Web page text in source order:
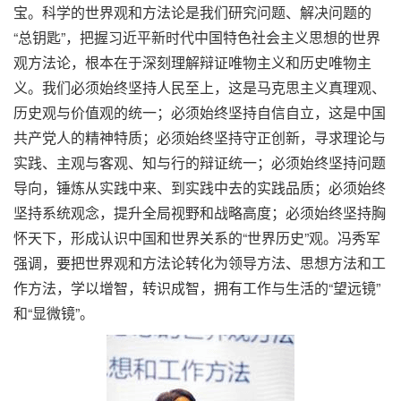
宝。科学的世界观和方法论是我们研究问题、解决问题的
“总钥匙”，把握习近平新时代中国特色社会主义思想的世界
观方法论，根本在于深刻理解辩证唯物主义和历史唯物主
义。我们必须始终坚持人民至上，这是马克思主义真理观、
历史观与价值观的统一；必须始终坚持自信自立，这是中国
共产党人的精神特质；必须始终坚持守正创新，寻求理论与
实践、主观与客观、知与行的辩证统一；必须始终坚持问题
导向，锤炼从实践中来、到实践中去的实践品质；必须始终
坚持系统观念，提升全局视野和战略高度；必须始终坚持胸
怀天下，形成认识中国和世界关系的“世界历史”观。冯秀军
强调，要把世界观和方法论转化为领导方法、思想方法和工
作方法，学以增智，转识成智，拥有工作与生活的“望远镜”
和“显微镜”。